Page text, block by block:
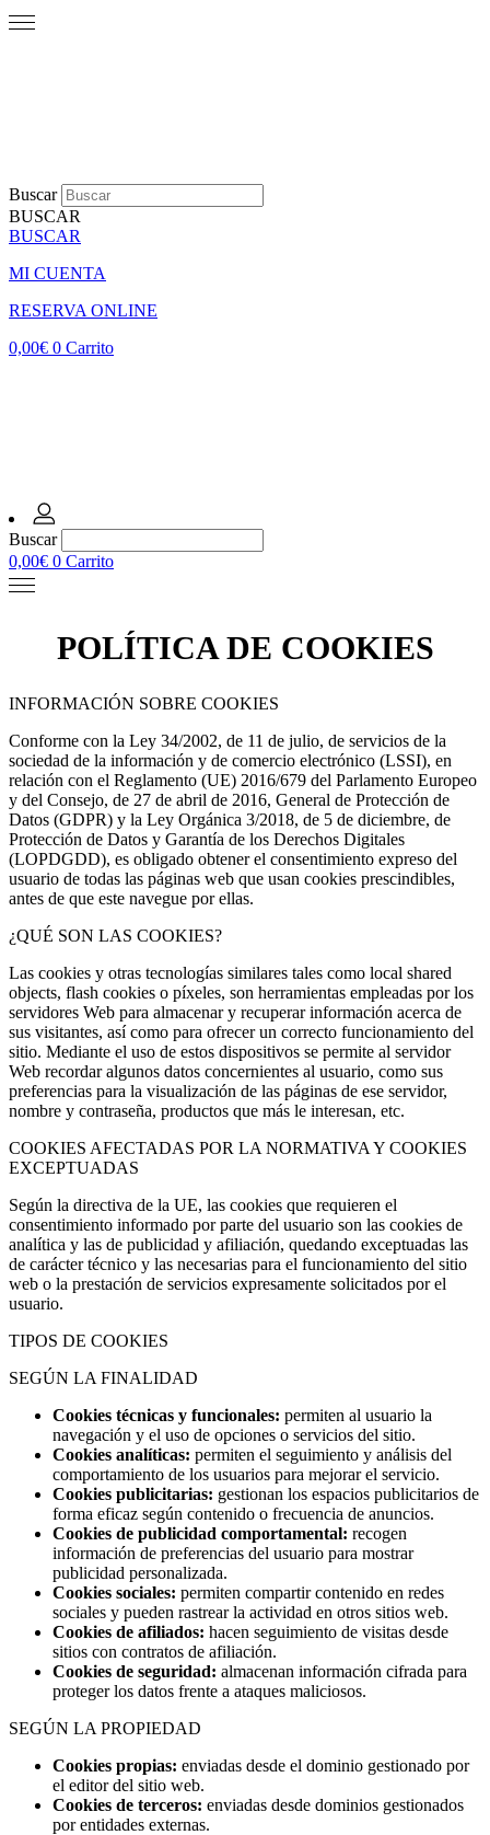
Buscar
BUSCAR
BUSCAR
MI CUENTA
RESERVA ONLINE
0,00€ 0 Carrito
Buscar
0,00€ 0 Carrito
POLÍTICA DE COOKIES
INFORMACIÓN SOBRE COOKIES
Conforme con la Ley 34/2002, de 11 de julio, de servicios de la
sociedad de la información y de comercio electrónico (LSSI), en
relación con el Reglamento (UE) 2016/679 del Parlamento Europeo
y del Consejo, de 27 de abril de 2016, General de Protección de
Datos (GDPR) y la Ley Orgánica 3/2018, de 5 de diciembre, de
Protección de Datos y Garantía de los Derechos Digitales
(LOPDGDD), es obligado obtener el consentimiento expreso del
usuario de todas las páginas web que usan cookies prescindibles,
antes de que este navegue por ellas.
¿QUÉ SON LAS COOKIES?
Las cookies y otras tecnologías similares tales como local shared
objects, flash cookies o píxeles, son herramientas empleadas por los
servidores Web para almacenar y recuperar información acerca de
sus visitantes, así como para ofrecer un correcto funcionamiento del
sitio. Mediante el uso de estos dispositivos se permite al servidor
Web recordar algunos datos concernientes al usuario, como sus
preferencias para la visualización de las páginas de ese servidor,
nombre y contraseña, productos que más le interesan, etc.
COOKIES AFECTADAS POR LA NORMATIVA Y COOKIES
EXCEPTUADAS
Según la directiva de la UE, las cookies que requieren el
consentimiento informado por parte del usuario son las cookies de
analítica y las de publicidad y afiliación, quedando exceptuadas las
de carácter técnico y las necesarias para el funcionamiento del sitio
web o la prestación de servicios expresamente solicitados por el
usuario.
TIPOS DE COOKIES
SEGÚN LA FINALIDAD
Cookies técnicas y funcionales: permiten al usuario la
navegación y el uso de opciones o servicios del sitio.
Cookies analíticas: permiten el seguimiento y análisis del
comportamiento de los usuarios para mejorar el servicio.
Cookies publicitarias: gestionan los espacios publicitarios de
forma eficaz según contenido o frecuencia de anuncios.
Cookies de publicidad comportamental: recogen
información de preferencias del usuario para mostrar
publicidad personalizada.
Cookies sociales: permiten compartir contenido en redes
sociales y pueden rastrear la actividad en otros sitios web.
Cookies de afiliados: hacen seguimiento de visitas desde
sitios con contratos de afiliación.
Cookies de seguridad: almacenan información cifrada para
proteger los datos frente a ataques maliciosos.
SEGÚN LA PROPIEDAD
Cookies propias: enviadas desde el dominio gestionado por
el editor del sitio web.
Cookies de terceros: enviadas desde dominios gestionados
por entidades externas.